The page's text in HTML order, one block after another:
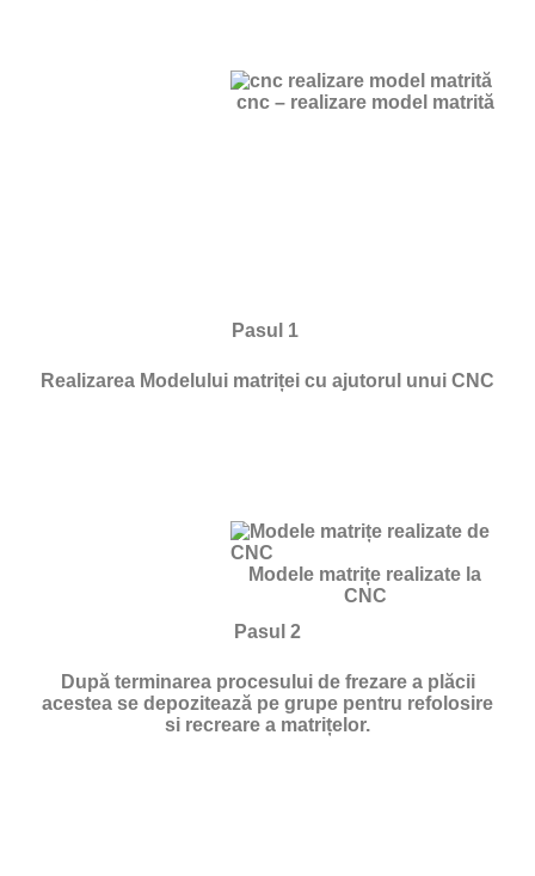
cnc – realizare model matrită
Pasul 1
Realizarea Modelului matriței cu ajutorul unui CNC
Modele matrițe realizate la
CNC
Pasul 2
După terminarea procesului de frezare a plăcii
acestea se depozitează pe grupe pentru refolosire
si recreare a matrițelor.